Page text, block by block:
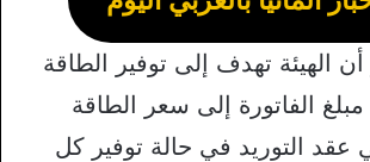
الهيئة تهدف إلى توفير الطاقة
الفاتورة إلى سعر الطاقة
عقد التوريد في حالة توفير كل